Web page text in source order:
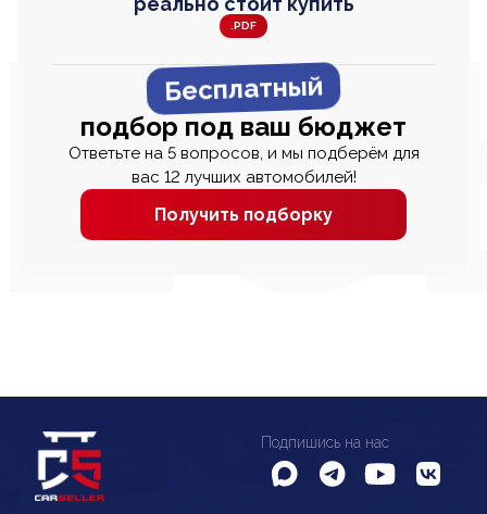
.PDF
Бесплатный
подбор под ваш бюджет
Ответьте на 5 вопросов, и мы подберём для
вас 12 лучших автомобилей!
Получить подборку
Подпишись на нас